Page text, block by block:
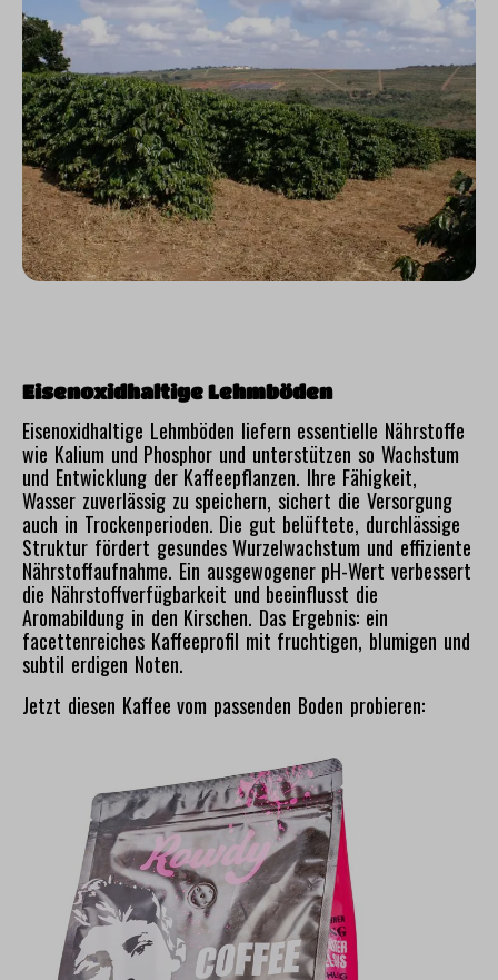
Eisenoxidhaltige Lehmböden
Eisenoxidhaltige Lehmböden liefern essentielle Nährstoffe
wie Kalium und Phosphor und unterstützen so Wachstum
und Entwicklung der Kaffeepflanzen. Ihre Fähigkeit,
Wasser zuverlässig zu speichern, sichert die Versorgung
auch in Trockenperioden. Die gut belüftete, durchlässige
Struktur fördert gesundes Wurzelwachstum und effiziente
Nährstoffaufnahme. Ein ausgewogener pH-Wert verbessert
die Nährstoffverfügbarkeit und beeinflusst die
Aromabildung in den Kirschen. Das Ergebnis: ein
facettenreiches Kaffeeprofil mit fruchtigen, blumigen und
subtil erdigen Noten.
Jetzt diesen Kaffee vom passenden Boden probieren:
Bildergalerie überspringen